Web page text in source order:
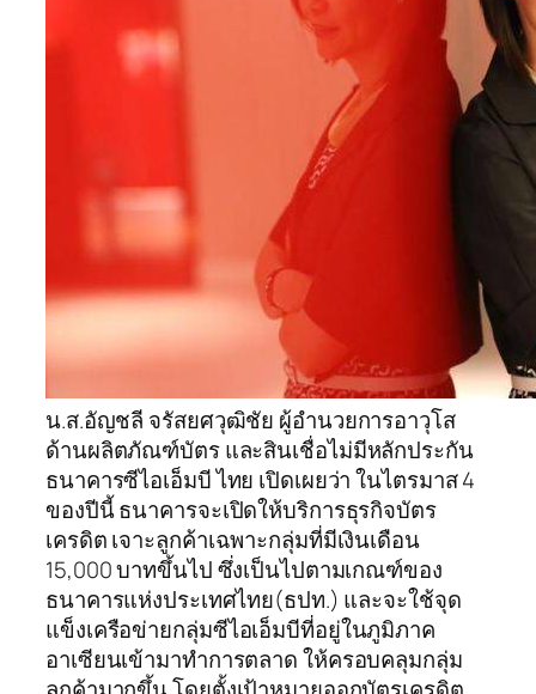
น.ส.อัญชลี จรัสยศวุฒิชัย ผู้อำนวยการอาวุโส
ด้านผลิตภัณฑ์บัตร และสินเชื่อไม่มีหลักประกัน
ธนาคารซีไอเอ็มบี ไทย เปิดเผยว่า ในไตรมาส 4
ของปีนี้ ธนาคารจะเปิดให้บริการธุรกิจบัตร
เครดิต เจาะลูกค้าเฉพาะกลุ่มที่มีเงินเดือน
15,000 บาทขึ้นไป ซึ่งเป็นไปตามเกณฑ์ของ
ธนาคารแห่งประเทศไทย(ธปท.) และจะใช้จุด
แข็งเครือข่ายกลุ่มซีไอเอ็มบีที่อยู่ในภูมิภาค
อาเซียนเข้ามาทำการตลาด ให้ครอบคลุมกลุ่ม